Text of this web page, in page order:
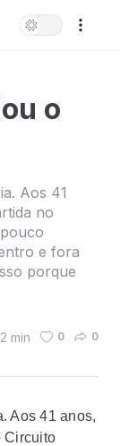
o
Aos 41
no
e fora
porque
2 min 0 0
Aos 41 anos,
Circuito